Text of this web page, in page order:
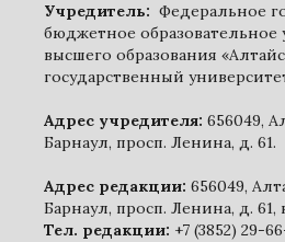
Учредитель: Федеральное
бюджетное образовательное
высшего образования
государственный
Адрес учредителя: 656049,
Барнаул, просп. Ленина, д. 61.
Адрес редакции: 656049,
Барнаул, просп. Ленина, д. 61,
Тел. редакции: +7 (3852) 29-